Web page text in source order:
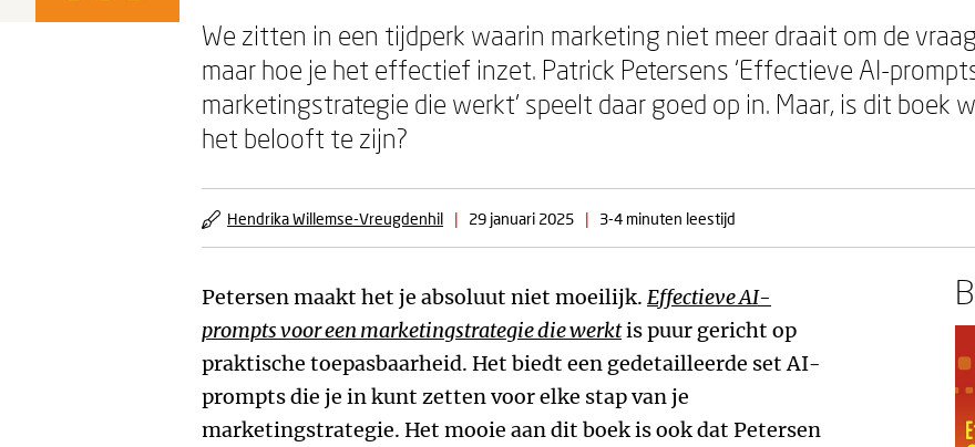
We zitten in een tijdperk waarin marketing niet meer draait om de
maar hoe je het effectief inzet. Patrick Petersens ‘Effectieve AI-
marketingstrategie die werkt’ speelt daar goed op in. Maar, is dit boek
het belooft te zijn?
Hendrika Willemse-Vreugdenhil | 29 januari 2025 | 3-4 minuten leestijd
Petersen maakt het je absoluut niet moeilijk. Effectieve AI-
prompts voor een marketingstrategie die werktis puur gericht op
praktische toepasbaarheid. Het biedt een gedetailleerde set AI-
prompts die je in kunt zetten voor elke stap van je
marketingstrategie. Het mooie aan dit boek is ook dat Petersen